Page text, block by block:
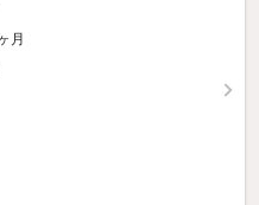
月